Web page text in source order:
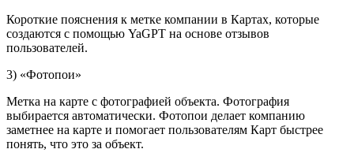
Короткие пояснения к метке компании в Картах, которые
создаются с помощью YaGPT на основе отзывов
пользователей.
3) «Фотопои»
Метка на карте с фотографией объекта. Фотография
выбирается автоматически. Фотопои делает компанию
заметнее на карте и помогает пользователям Карт быстрее
понять, что это за объект.